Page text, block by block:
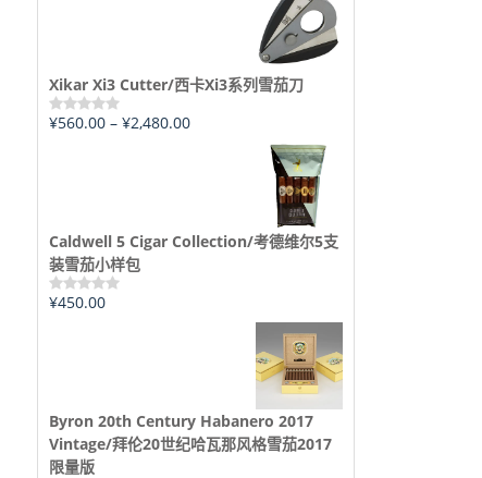
Xikar Xi3 Cutter/西卡Xi3系列雪茄刀
评
¥560.00 – ¥2,480.00
Caldwell 5 Cigar Collection/考德维尔5支
装雪茄小样包
评
¥450.00
Byron 20th Century Habanero 2017
Vintage/拜伦20世纪哈瓦那风格雪茄2017
限量版